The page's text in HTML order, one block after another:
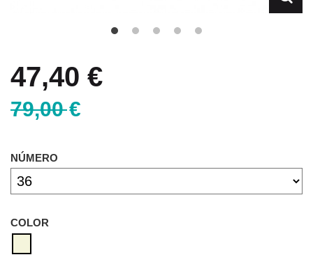
47,40 €
79,00 €
NÚMERO
COLOR